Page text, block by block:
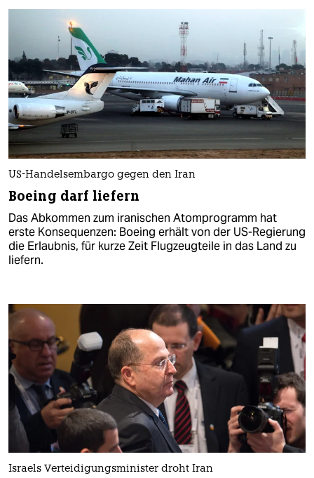
US-Handelsembargo gegen den Iran
Boeing darf liefern
Das Abkommen zum iranischen Atomprogramm hat
erste Konsequenzen: Boeing erhält von der US-Regierung
die Erlaubnis, für kurze Zeit Flugzeugteile in das Land zu
liefern.
Israels Verteidigungsminister droht Iran